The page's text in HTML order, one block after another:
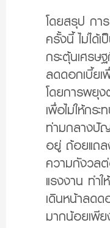
โดยสรุป กา
ครั้งนี้ ไม่ไ
กระตุ้นเศรษ
ลดดอกเบี้ย
โดยการพยุ
เพื่อไม่ให้กร
ท่ามกลางปั
อยู่ ถ้อยแถล
ความกังวล
แรงงาน ทำใ
เดินหน้าลดด
มากน้อยเพีย